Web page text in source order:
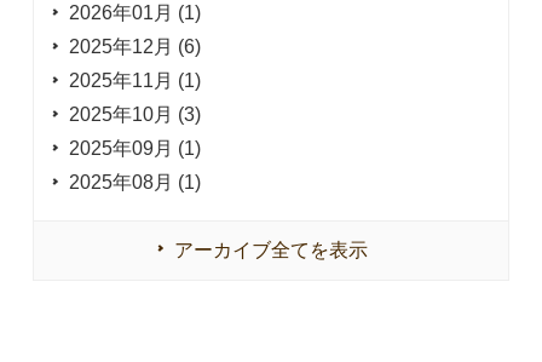
2026年01月 (1)
2025年12月 (6)
2025年11月 (1)
2025年10月 (3)
2025年09月 (1)
2025年08月 (1)
アーカイブ全てを表示